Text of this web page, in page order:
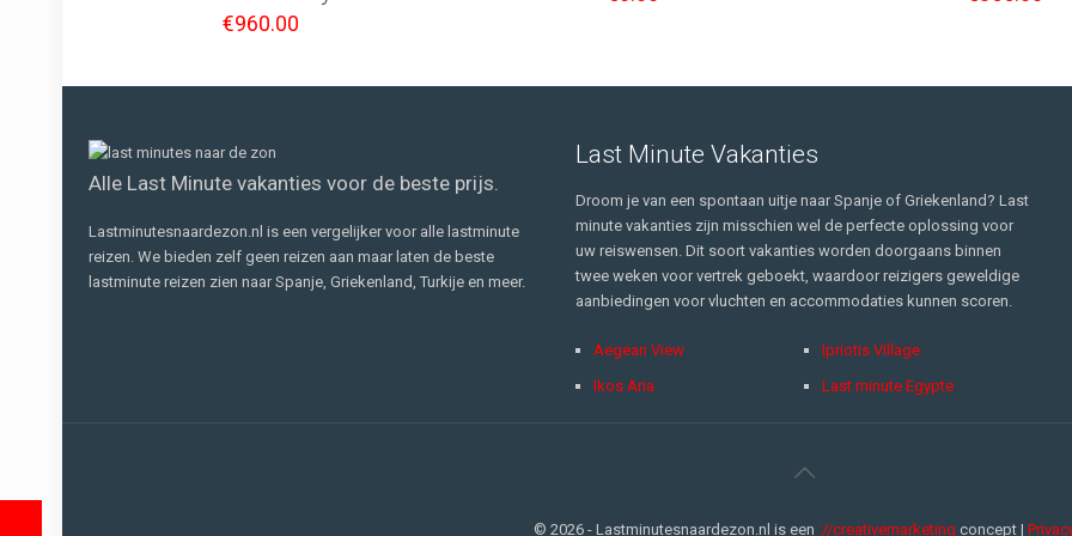
€960.00
Alle Last Minute vakanties voor de beste prijs.
Lastminutesnaardezon.nl is een vergelijker voor alle lastminute
reizen. We bieden zelf geen reizen aan maar laten de beste
lastminute reizen zien naar Spanje, Griekenland, Turkije en meer.
Last Minute Vakanties
Droom je van een spontaan uitje naar Spanje of Griekenland? Last
minute vakanties zijn misschien wel de perfecte oplossing voor
uw reiswensen. Dit soort vakanties worden doorgaans binnen
twee weken voor vertrek geboekt, waardoor reizigers geweldige
aanbiedingen voor vluchten en accommodaties kunnen scoren.
Aegean View
Ikos Aria
Ipriotis Village
Last minute Egypte
© 2026 - Lastminutesnaardezon.nl is een ://creativemarketing concept |